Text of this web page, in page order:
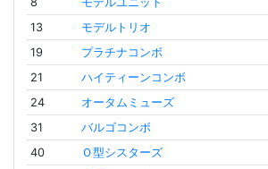
13
モデルトリオ
19
プラチナコンボ
21
ハイティーンコンボ
24
オータムミューズ
31
バルゴコンボ
40
Ｏ型シスターズ